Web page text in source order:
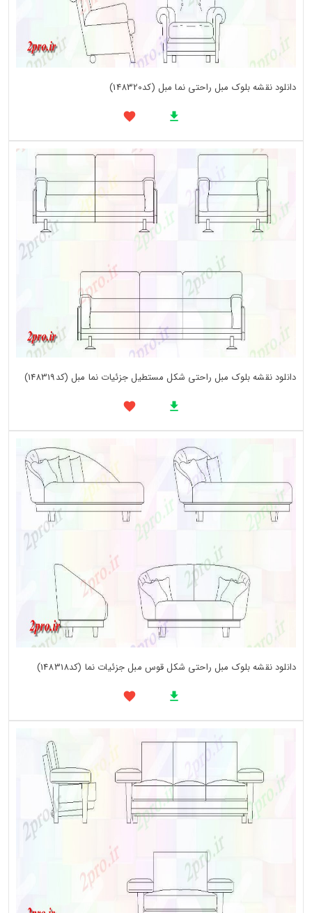
دانلود نقشه بلوک مبل راحتی نما مبل (کد148320)
دانلود نقشه بلوک مبل راحتی شکل مستطیل جزئیات نما مبل (کد148319)
دانلود نقشه بلوک مبل راحتی شکل قوس مبل جزئیات نما (کد148318)